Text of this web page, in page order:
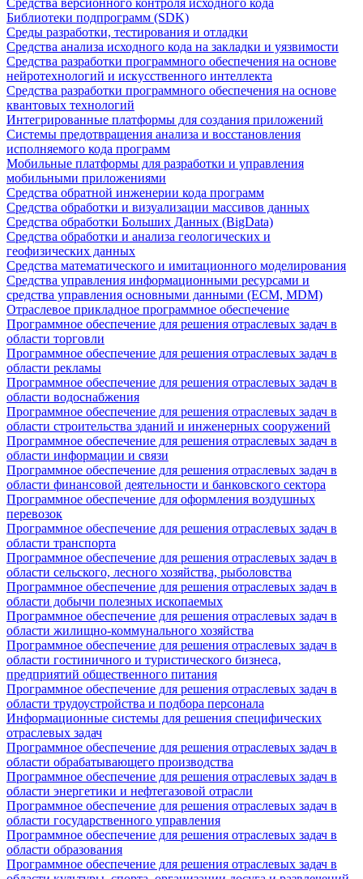
Средства версионного контроля исходного кода
Библиотеки подпрограмм (SDK)
Среды разработки, тестирования и отладки
Средства анализа исходного кода на закладки и уязвимости
Средства разработки программного обеспечения на основе
нейротехнологий и искусственного интеллекта
Средства разработки программного обеспечения на основе
квантовых технологий
Интегрированные платформы для создания приложений
Системы предотвращения анализа и восстановления
исполняемого кода программ
Мобильные платформы для разработки и управления
мобильными приложениями
Средства обратной инженерии кода программ
Средства обработки и визуализации массивов данных
Средства обработки Больших Данных (BigData)
Средства обработки и анализа геологических и
геофизических данных
Средства математического и имитационного моделирования
Средства управления информационными ресурсами и
средства управления основными данными (ECM, MDM)
Отраслевое прикладное программное обеспечение
Программное обеспечение для решения отраслевых задач в
области торговли
Программное обеспечение для решения отраслевых задач в
области рекламы
Программное обеспечение для решения отраслевых задач в
области водоснабжения
Программное обеспечение для решения отраслевых задач в
области строительства зданий и инженерных сооружений
Программное обеспечение для решения отраслевых задач в
области информации и связи
Программное обеспечение для решения отраслевых задач в
области финансовой деятельности и банковского сектора
Программное обеспечение для оформления воздушных
перевозок
Программное обеспечение для решения отраслевых задач в
области транспорта
Программное обеспечение для решения отраслевых задач в
области сельского, лесного хозяйства, рыболовства
Программное обеспечение для решения отраслевых задач в
области добычи полезных ископаемых
Программное обеспечение для решения отраслевых задач в
области жилищно-коммунального хозяйства
Программное обеспечение для решения отраслевых задач в
области гостиничного и туристического бизнеса,
предприятий общественного питания
Программное обеспечение для решения отраслевых задач в
области трудоустройства и подбора персонала
Информационные системы для решения специфических
отраслевых задач
Программное обеспечение для решения отраслевых задач в
области обрабатывающего производства
Программное обеспечение для решения отраслевых задач в
области энергетики и нефтегазовой отрасли
Программное обеспечение для решения отраслевых задач в
области государственного управления
Программное обеспечение для решения отраслевых задач в
области образования
Программное обеспечение для решения отраслевых задач в